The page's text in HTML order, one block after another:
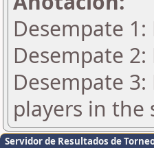
Desempate
Desempate
Desempate
players in the
Servidor de Resultados de